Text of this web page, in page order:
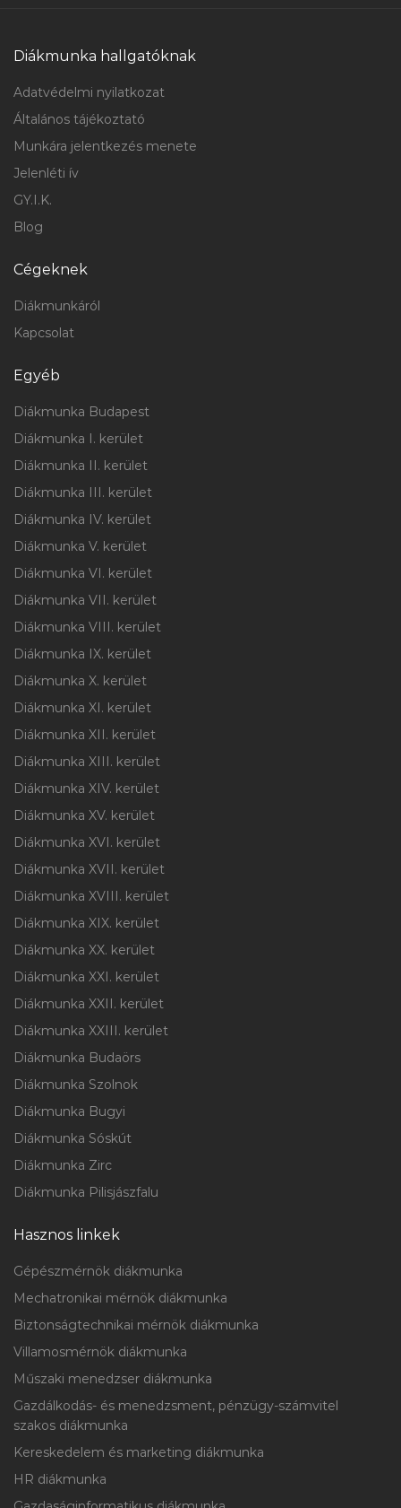
Diákmunka hallgatóknak
Adatvédelmi nyilatkozat
Általános tájékoztató
Munkára jelentkezés menete
Jelenléti ív
GY.I.K.
Blog
Cégeknek
Diákmunkáról
Kapcsolat
Egyéb
Diákmunka Budapest
Diákmunka I. kerület
Diákmunka II. kerület
Diákmunka III. kerület
Diákmunka IV. kerület
Diákmunka V. kerület
Diákmunka VI. kerület
Diákmunka VII. kerület
Diákmunka VIII. kerület
Diákmunka IX. kerület
Diákmunka X. kerület
Diákmunka XI. kerület
Diákmunka XII. kerület
Diákmunka XIII. kerület
Diákmunka XIV. kerület
Diákmunka XV. kerület
Diákmunka XVI. kerület
Diákmunka XVII. kerület
Diákmunka XVIII. kerület
Diákmunka XIX. kerület
Diákmunka XX. kerület
Diákmunka XXI. kerület
Diákmunka XXII. kerület
Diákmunka XXIII. kerület
Diákmunka Budaörs
Diákmunka Szolnok
Diákmunka Bugyi
Diákmunka Sóskút
Diákmunka Zirc
Diákmunka Pilisjászfalu
Hasznos linkek
Gépészmérnök diákmunka
Mechatronikai mérnök diákmunka
Biztonságtechnikai mérnök diákmunka
Villamosmérnök diákmunka
Műszaki menedzser diákmunka
Gazdálkodás- és menedzsment, pénzügy-számvitel
szakos diákmunka
Kereskedelem és marketing diákmunka
HR diákmunka